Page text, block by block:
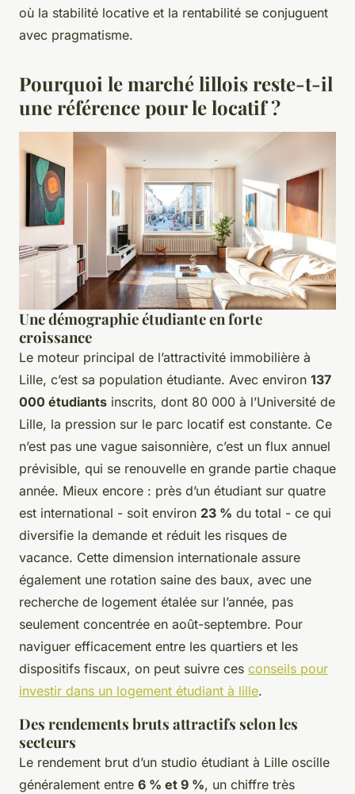
où la stabilité locative et la rentabilité se conjuguent
avec pragmatisme.
Pourquoi le marché lillois reste-t-il
une référence pour le locatif ?
Une démographie étudiante en forte
croissance
Le moteur principal de l’attractivité immobilière à
Lille, c’est sa population étudiante. Avec environ 137
000 étudiants inscrits, dont 80 000 à l’Université de
Lille, la pression sur le parc locatif est constante. Ce
n’est pas une vague saisonnière, c’est un flux annuel
prévisible, qui se renouvelle en grande partie chaque
année. Mieux encore : près d’un étudiant sur quatre
est international - soit environ 23 % du total - ce qui
diversifie la demande et réduit les risques de
vacance. Cette dimension internationale assure
également une rotation saine des baux, avec une
recherche de logement étalée sur l’année, pas
seulement concentrée en août-septembre. Pour
naviguer efficacement entre les quartiers et les
dispositifs fiscaux, on peut suivre ces conseils pour
investir dans un logement étudiant à lille.
Des rendements bruts attractifs selon les
secteurs
Le rendement brut d’un studio étudiant à Lille oscille
généralement entre 6 % et 9 %, un chiffre très